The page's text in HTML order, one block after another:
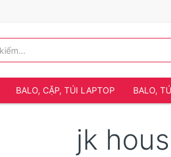
BALO, CẶP, TÚI LAPTOP BALO,
jk